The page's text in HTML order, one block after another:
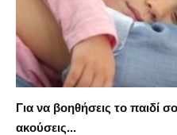
Για να βοηθήσεις το παιδί
ακούσεις...